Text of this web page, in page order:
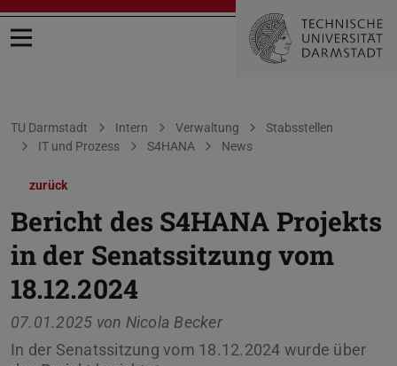
Menü öffnen
Sie befinden sich hier:
TU Darmstadt Intern Verwaltung
Stabsstellen
IT und Prozess
S4HANA News
zurück
Bericht des S4HANA Projekts
in der Senatssitzung vom
18.12.2024
07.01.2025 von Nicola Becker
In der Senatssitzung vom 18.12.2024 wurde über